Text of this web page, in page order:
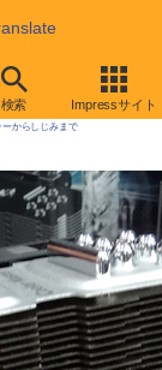
検索 Impressサイト
ーからしじみまで